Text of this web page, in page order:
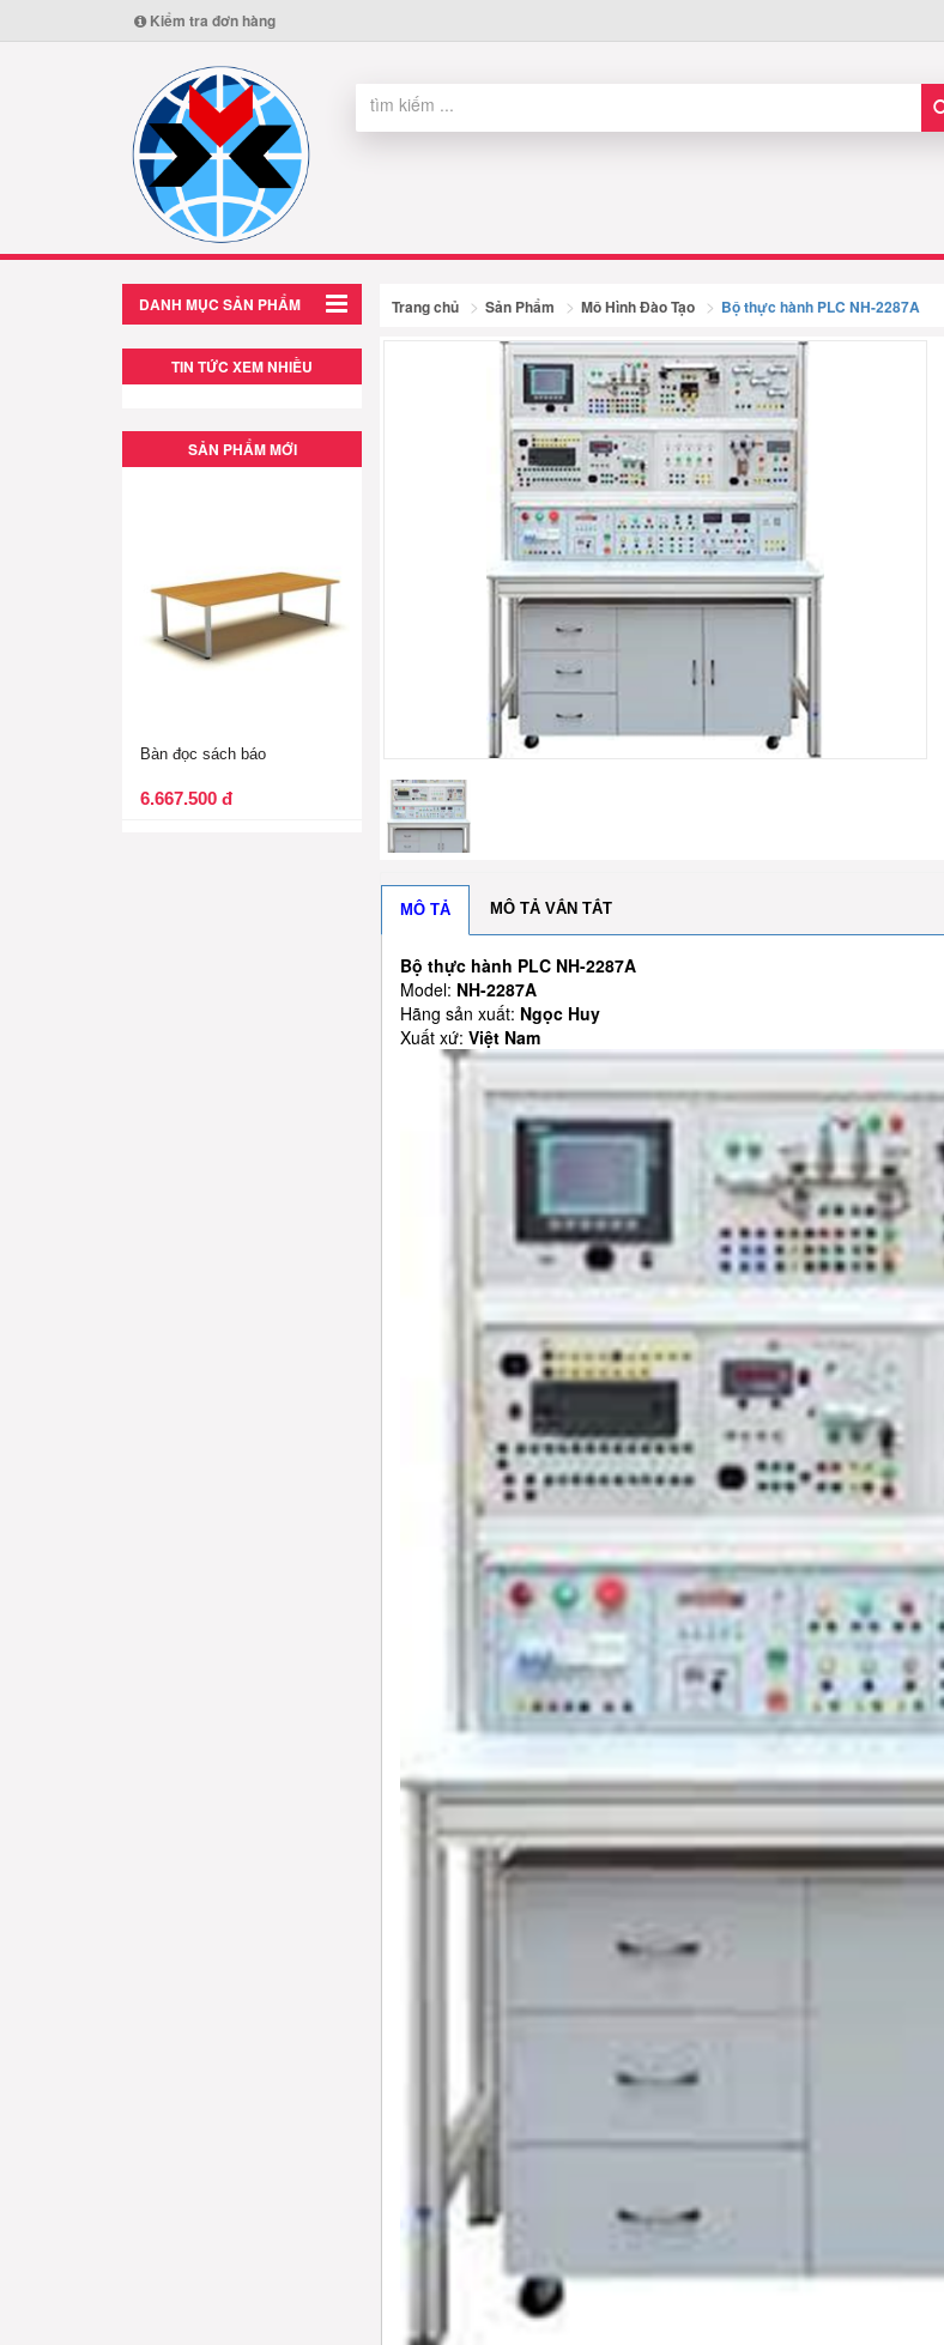
Kiểm tra đơn hàng
DANH MỤC SẢN PHẨM
TIN TỨC XEM NHIỀU
SẢN PHẨM MỚI
Bàn ghế học lý [...]
4.147.500 đ
Trang chủ Sản Phẩm Mô Hình Đào Tạo Bộ thực hành PLC NH-2287A
MÔ TẢ MÔ TẢ VẮN TẮT
Bộ thực hành PLC NH-2287A
Model: NH-2287A
Hãng sản xuất: Ngọc Huy
Xuất xứ: Việt Nam